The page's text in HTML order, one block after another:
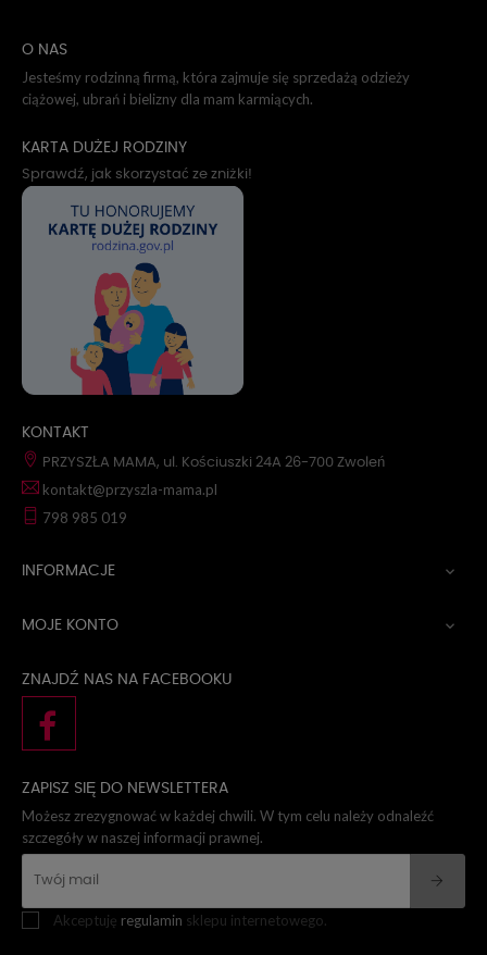
O NAS
Jesteśmy rodzinną firmą, która zajmuje się sprzedażą odzieży
ciążowej, ubrań i bielizny dla mam karmiących.
KARTA DUŻEJ RODZINY
Sprawdź, jak skorzystać ze zniżki!
KONTAKT
PRZYSZŁA MAMA, ul. Kościuszki 24A 26-700 Zwoleń
kontakt@przyszla-mama.pl
798 985 019
INFORMACJE 
MOJE KONTO 
ZNAJDŹ NAS NA FACEBOOKU
ZAPISZ SIĘ DO NEWSLETTERA
Możesz zrezygnować w każdej chwili. W tym celu należy odnaleźć
szczegóły w naszej informacji prawnej.
Akceptuję regulamin sklepu internetowego.